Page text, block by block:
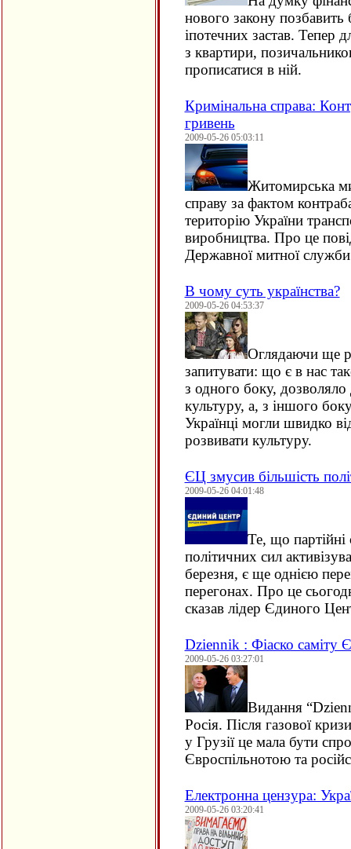
нового закону позбавить
іпотечних застав. Тепер
з квартири,
прописатися в ній.
Кримінальна справа:
гривень
2009-05-26 05:03:11
Житомирська
справу за фактом
територію України
виробництва. Про це
Державної митної
В чому суть українства?
2009-05-26 04:53:37
Оглядаючи ще
запитувати: що є в нас
з одного боку,
культуру, а, з іншого
Українці могли швидко
розвивати культуру.
ЄЦ змусив більшість
2009-05-26 04:01:48
Те, що партійні
політичних сил
березня, є ще однією
перегонах. Про це
сказав лідер Єдиного
Dziennik : Фіаско саміту
2009-05-26 03:27:01
Видання
Росія. Після газової
у Грузії це мала бути
Євроспільнотою та
Електронна цензура:
2009-05-26 03:20:41